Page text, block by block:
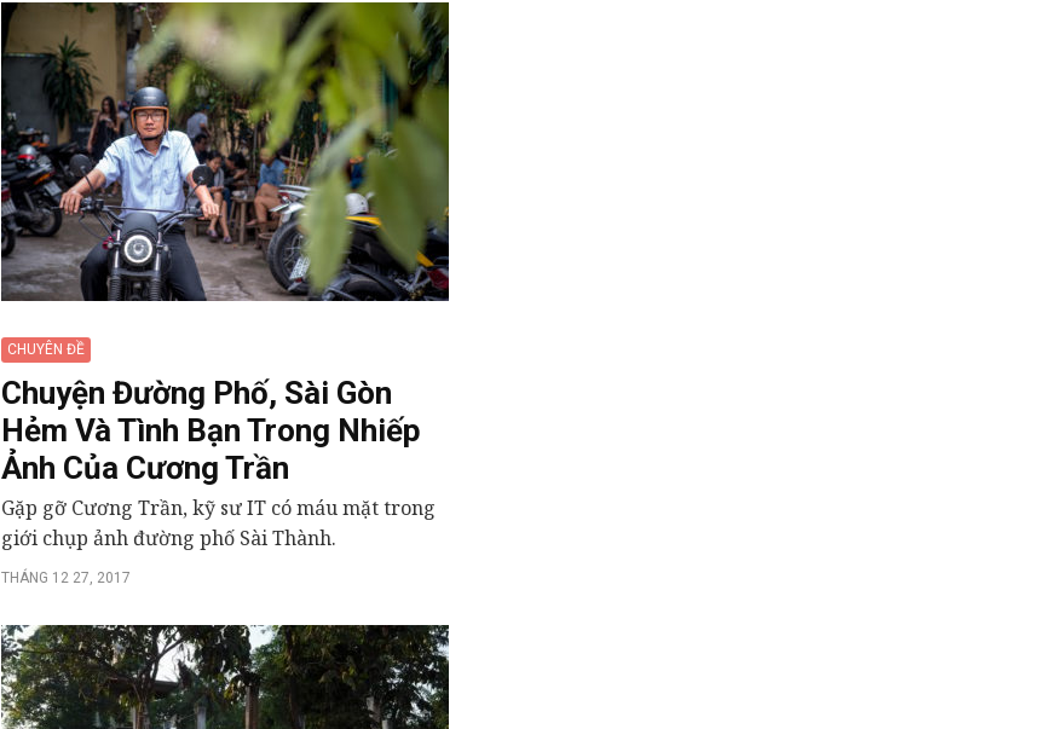
CHUYÊN ĐỀ
Chuyện Đường Phố, Sài Gòn
Hẻm Và Tình Bạn Trong Nhiếp
Ảnh Của Cương Trần
Gặp gỡ Cương Trần, kỹ sư IT có máu mặt trong
giới chụp ảnh đường phố Sài Thành.
THÁNG 12 27, 2017